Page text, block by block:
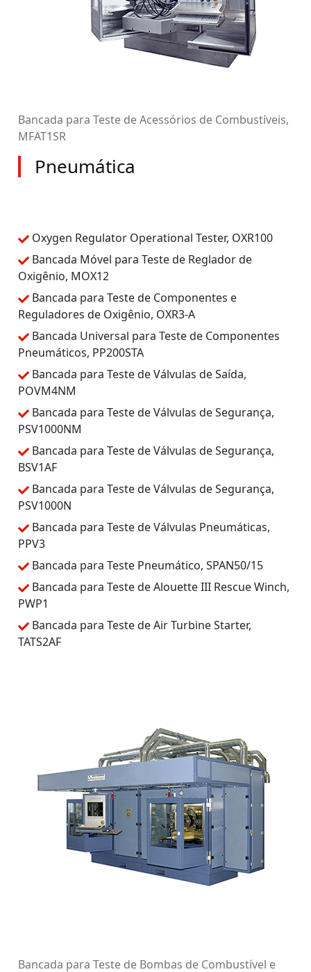
Bancada para Teste de Acessórios de Combustíveis,
MFAT1SR
Pneumática
Oxygen Regulator Operational Tester, OXR100
Bancada Móvel para Teste de Reglador de
Oxigênio, MOX12
Bancada para Teste de Componentes e
Reguladores de Oxigênio, OXR3-A
Bancada Universal para Teste de Componentes
Pneumáticos, PP200STA
Bancada para Teste de Válvulas de Saída,
POVM4NM
Bancada para Teste de Válvulas de Segurança,
PSV1000NM
Bancada para Teste de Válvulas de Segurança,
BSV1AF
Bancada para Teste de Válvulas de Segurança,
PSV1000N
Bancada para Teste de Válvulas Pneumáticas,
PPV3
Bancada para Teste Pneumático, SPAN50/15
Bancada para Teste de Alouette III Rescue Winch,
PWP1
Bancada para Teste de Air Turbine Starter,
TATS2AF
Bancada para Teste de Bombas de Combustível e